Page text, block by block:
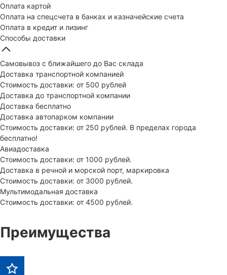
Оплата картой
Оплата на спецсчета в банках и казначейские счета
Оплата в кредит и лизинг
Способы доставки
Самовывоз с ближайшего до Вас склада
Доставка транспортной компанией
Стоимость доставки: от 500 рублей
Доставка до транспортной компании
Доставка бесплатно
Доставка автопарком компании
Стоимость доставки: от 250 рублей. В пределах города
бесплатно!
Авиадоставка
Стоимость доставки: от 1000 рублей.
Доставка в речной и морской порт, маркировка
Стоимость доставки: от 3000 рублей.
Мультимодальная доставка
Стоимость доставки: от 4500 рублей.
Преимущества